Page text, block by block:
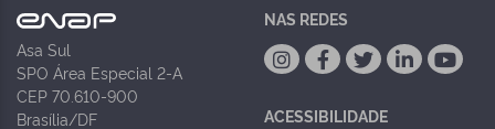
Asa Sul
SPO Área Especial 2-A
CEP 70.610-900
Brasília/DF
NAS REDES
ACESSIBILIDADE